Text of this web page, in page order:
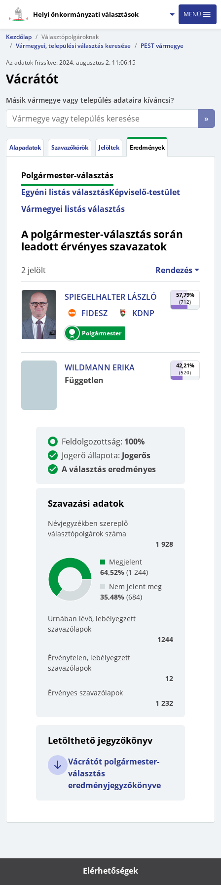
Helyi önkormányzati választások MENÜ
Kezdőlap
Választópolgároknak
Vármegyei, települési választás keresése
PEST vármegye
Az adatok frissítve:2024. augusztus 2. 11:06:15
Vácrátót
Másik vármegye vagy település adataira kíváncsi?
»
Alapadatok Szavazókörök Jelöltek Eredmények
Polgármester-választás
Egyéni listás választásKépviselő-testület
Vármegyei listás választás
A polgármester-választás során
leadott érvényes szavazatok
2 jelölt Rendezés
SPIEGELHALTER LÁSZLÓ
FIDESZ
KDNP
Polgármester
57,79%
(712)
WILDMANN ERIKA
Független
42,21%
(520)
Feldolgozottság: 100%
Jogerő állapota: Jogerős
A választás eredményes
Szavazási adatok
Névjegyzékben szereplő
választópolgárok száma
1 928
Megjelent
64,52% (1 244)
Nem jelent meg
35,48% (684)
Urnában lévő, lebélyegzett
szavazólapok
1244
Érvénytelen, lebélyegzett
szavazólapok
12
Érvényes szavazólapok
1 232
Letölthető jegyzőkönyv
Vácrátót polgármester-
választás
eredményjegyzőkönyve
Elérhetőségek